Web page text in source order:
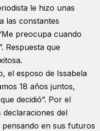
le hizo unas
las constantes
preocupa cuando
Respuesta que
el esposo de Issabela
18 años juntos,
decidió”. Por el
del
pensando en sus futuros